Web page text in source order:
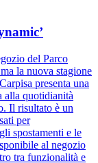
del Parco
la nuova stagione
presenta una
alla quotidianità
Il risultato è un
per
spostamenti e le
al negozio
tra funzionalità e